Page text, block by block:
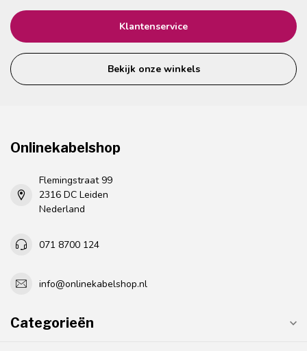
Klantenservice
Bekijk onze winkels
Onlinekabelshop
Flemingstraat 99
2316 DC Leiden
Nederland
071 8700 124
info@onlinekabelshop.nl
Categorieën